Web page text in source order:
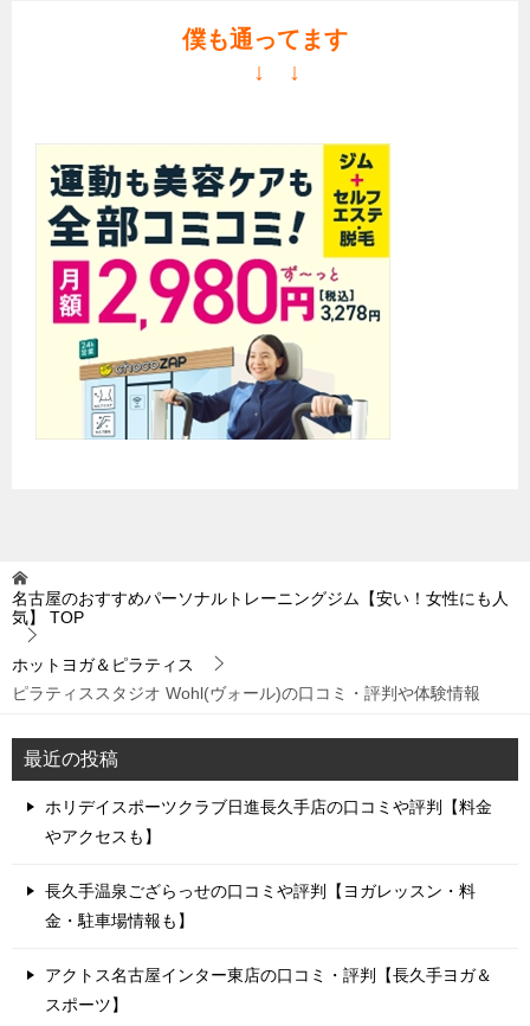
僕も通ってます
↓ ↓
名古屋のおすすめパーソナルトレーニングジム【安い！女性にも人
気】
TOP
ホットヨガ＆ピラティス
ピラティススタジオ Wohl(ヴォール)の口コミ・評判や体験情報
最近の投稿
ホリデイスポーツクラブ日進長久手店の口コミや評判【料金
やアクセスも】
長久手温泉ござらっせの口コミや評判【ヨガレッスン・料
金・駐車場情報も】
アクトス名古屋インター東店の口コミ・評判【長久手ヨガ＆
スポーツ】